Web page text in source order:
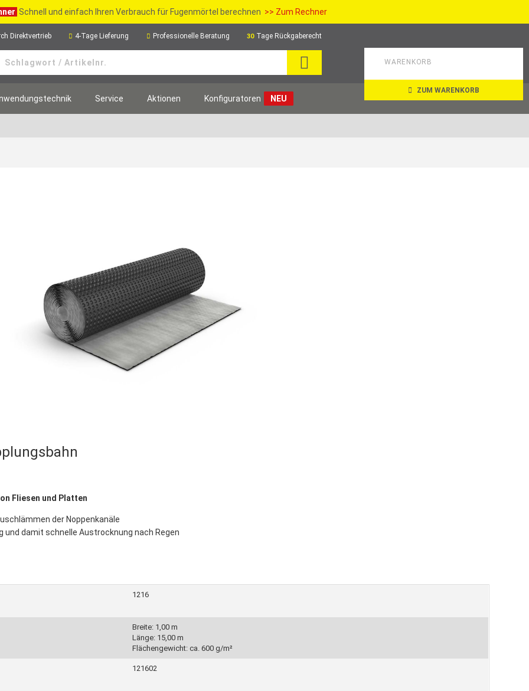
Schnell und einfach Ihren Verbrauch für Fugenmörtel berechnen >> Zum Rechner
Direktvertrieb 4-Tage Lieferung Professionelle Beratung 30 Tage Rückgaberecht
WARENKORB
ZUM WARENKORB
Service Aktionen Konfiguratoren NEU
Fliesen und Platten
der Noppenkanäle
damit schnelle Austrocknung nach Regen
1216
Breite: 1,00 m
Länge: 15,00 m
Flächengewicht: ca. 600 g/m²
121602